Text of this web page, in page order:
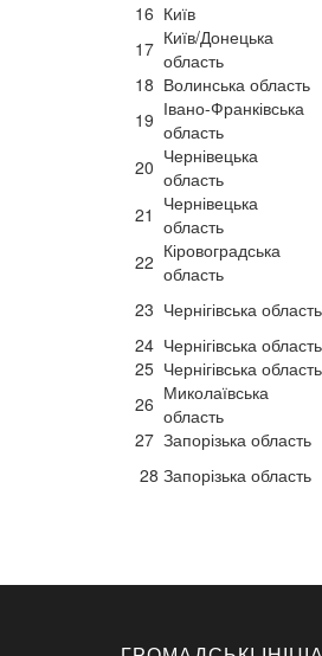
16 Київ
17 Київ/Донецька
область
18 Волинська область
19 Івано-Франківська
область
20 Чернівецька
область
21 Чернівецька
область
22 Кіровоградська
область
23 Чернігівська область
24 Чернігівська область
25 Чернігівська область
26 Миколаївська
область
27 Запорізька область
28 Запорізька область